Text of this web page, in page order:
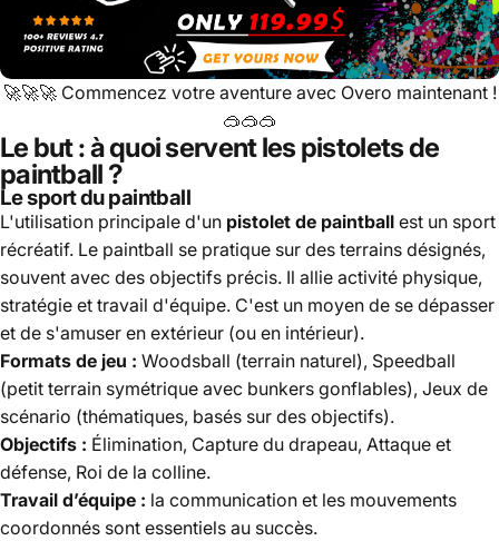
🚀🚀🚀Commencez votre aventure avec Overo maintenant !
🥽🥽🥽
Le but : à quoi servent les pistolets de
paintball ?
Le sport du paintball
L'utilisation principale d'un pistolet de paintball est un sport
récréatif. Le paintball se pratique sur des terrains désignés,
souvent avec des objectifs précis. Il allie activité physique,
stratégie et travail d'équipe. C'est un moyen de se dépasser
et de s'amuser en extérieur (ou en intérieur).
Formats de jeu : Woodsball (terrain naturel), Speedball
(petit terrain symétrique avec bunkers gonflables), Jeux de
scénario (thématiques, basés sur des objectifs).
Objectifs : Élimination, Capture du drapeau, Attaque et
défense, Roi de la colline.
Travail d’équipe : la communication et les mouvements
coordonnés sont essentiels au succès.